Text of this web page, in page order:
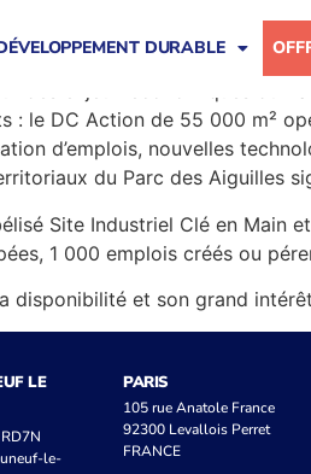
DURABLE
Esnault Bertrand,
la-Redonne, aux portes de
des enjeux économiques du
: le DC Action de 55 000 m²
d’emplois, nouvelles
du Parc des Aiguilles
Site Industriel Clé en
1 000 emplois créés ou
disponibilité et son grand
LE
le-
PARIS
105 rue Anatole France
92300 Levallois Perret
FRANCE